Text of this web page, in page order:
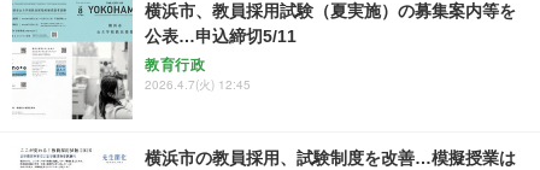
横浜市、教員採用試験（夏実施）の募集案内等を
公表…申込締切5/11
教育行政
2026.4.7(火) 12:45
横浜市の教員採用、試験制度を改善…模擬授業は